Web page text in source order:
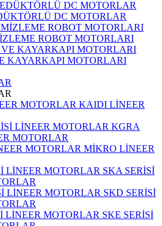
DC MOTORLAR
ROBOT MOTORLARI
KAYARKAPI MOTORLARI
KAIDI LİNEER
KGRA
MOTORLAR
MİKRO LİNEER
SKA SERİSİ
SKD SERİSİ
SKE SERİSİ